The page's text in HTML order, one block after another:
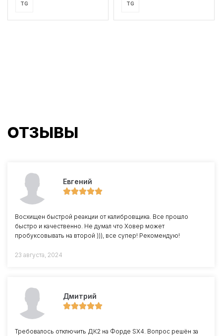
TG TG
ОТЗЫВЫ
Евгений
Восхищен быстрой реакции от калибровщика. Все прошло
быстро и качественно. Не думал что Ховер может
пробуксовывать на второй ))), все супер! Рекомендую!
23 августа, 2024
Дмитрий
Требовалось отключить ДК2 на Форде SX4. Вопрос решён за